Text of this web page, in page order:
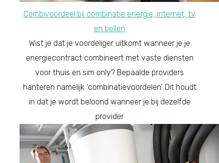
Combivoordeel bij combinatie energie, internet, tv
en bellen
Wist je dat je voordeliger uitkomt wanneer je je
energiecontract combineert met vaste diensten
voor thuis en sim only? Bepaalde providers
hanteren namelijk ‘combinatievoordelen’. Dit houdt
in dat je wordt beloond wanneer je bij dezelfde
provider